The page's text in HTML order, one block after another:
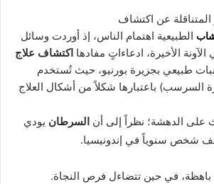
المتناقلة عن اكتشاف
الطبيعية اهتمام الناس، إذ أوردت وسائل
الآونة الأخيرة، ادعاءاتٍ مفادها اكتشاف علاج
طبيعي بجزيرة بورنيو، حيث تُستخدم
السرسب) باعتبارها شكلاً من أشكال العلاج
الدهشة؛ نظراً إلى أن السرطان يودي
باهظة، في حين تتضاءل فرص النجاة.